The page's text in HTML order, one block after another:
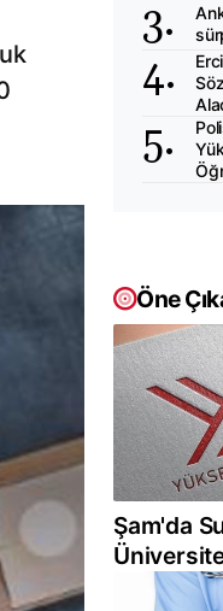
Öne
Şam'da